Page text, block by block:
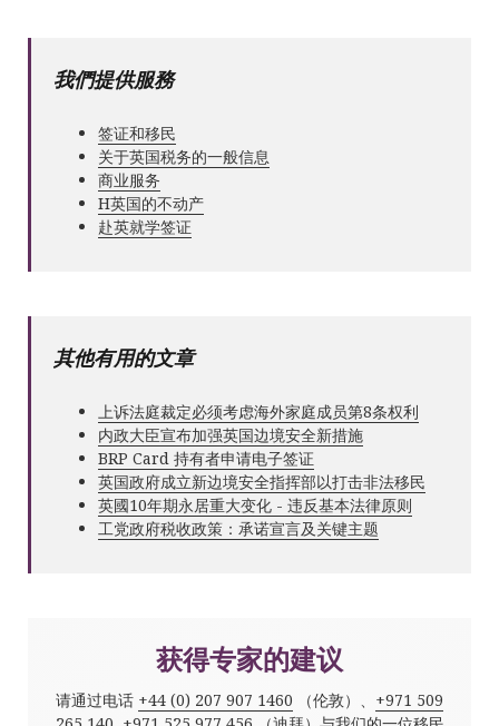
我們提供服務
签证和移民
关于英国税务的一般信息
商业服务
Н英国的不动产
赴英就学签证
其他有用的文章
上诉法庭裁定必须考虑海外家庭成员第8条权利
内政大臣宣布加强英国边境安全新措施
BRP Card 持有者申请电子签证
英国政府成立新边境安全指挥部以打击非法移民
英國10年期永居重大变化 - 违反基本法律原则
工党政府税收政策：承诺宣言及关键主题
获得专家的建议
请通过电话 +44 (0) 207 907 1460 （伦敦）、 +971 509